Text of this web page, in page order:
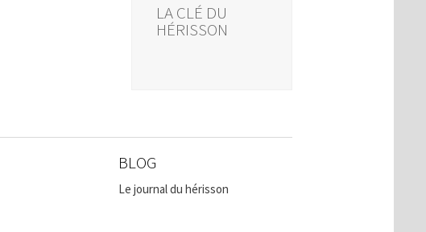
LA CLÉ DU
HÉRISSON
BLOG
Le journal du hérisson